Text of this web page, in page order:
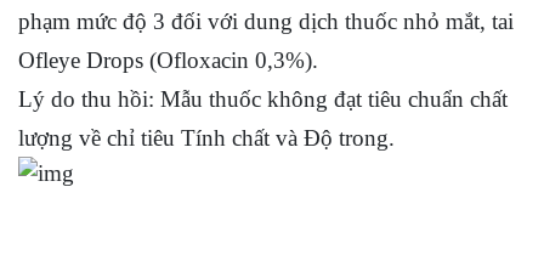
phạm mức độ 3 đối với dung dịch thuốc nhỏ mắt, tai
Ofleye Drops (Ofloxacin 0,3%).
Lý do thu hồi: Mẫu thuốc không đạt tiêu chuẩn chất
lượng về chỉ tiêu Tính chất và Độ trong.